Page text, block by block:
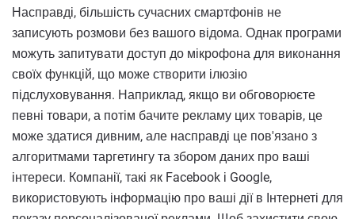
Насправді, більшість сучасних смартфонів не
записують розмови без вашого відома. Однак програми
можуть запитувати доступ до мікрофона для виконання
своїх функцій, що може створити ілюзію
підслуховування. Наприклад, якщо ви обговорюєте
певні товари, а потім бачите рекламу цих товарів, це
може здатися дивним, але насправді це пов'язано з
алгоритмами таргетингу та збором даних про ваші
інтереси. Компанії, такі як Facebook і Google,
використовують інформацію про ваші дії в Інтернеті для